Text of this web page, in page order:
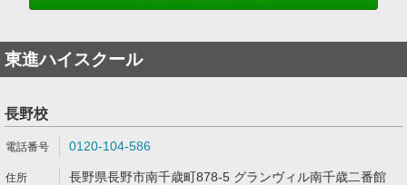
東進ハイスクール
長野校
0120-104-586
長野県長野市南千歳町878-5 グランヴィル南千歳二番館